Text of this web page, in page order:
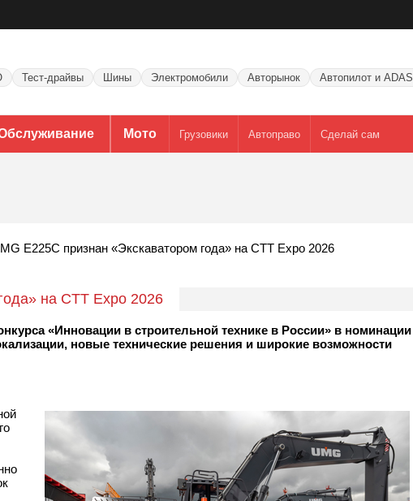
Тест-драйвы Шины Электромобили Авторынок Автопилот и ADAS
Мото Грузовики Автоправо Сделай сам
E225C признан «Экскаватором года» на CTT Expo 2026
на CTT Expo 2026
«Инновации в строительной технике в России» в номинации
новые технические решения и широкие возможности